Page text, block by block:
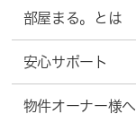
部屋まる。とは
安心サポート
物件オーナー様へ